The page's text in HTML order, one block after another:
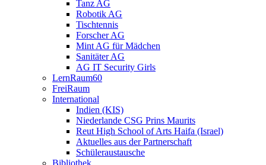
Tanz AG
Robotik AG
Tischtennis
Forscher AG
Mint AG für Mädchen
Sanitäter AG
AG IT Security Girls
LernRaum60
FreiRaum
International
Indien (KIS)
Niederlande CSG Prins Maurits
Reut High School of Arts Haifa (Israel)
Aktuelles aus der Partnerschaft
Schüleraustausche
Bibliothek